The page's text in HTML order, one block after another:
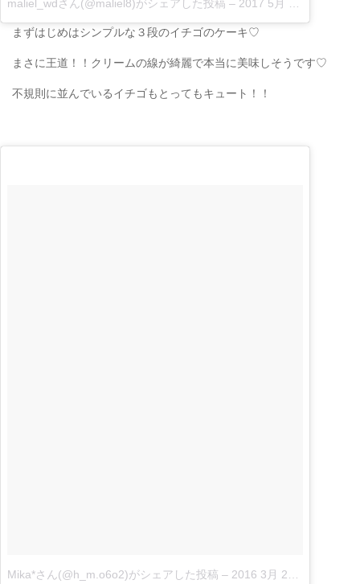
maliel_wdさん(@maliel8)がシェアした投稿 – 2017 5月 4 10:21午前 PDT|
まずはじめはシンプルな３段のイチゴのケーキ♡
まさに王道！！クリームの線が綺麗で本当に美味しそうです♡
不規則に並んでいるイチゴもとってもキュート！！
Mika*さん(@h_m.o6o2)がシェアした投稿 – 2016 3月 21 5:32午前 PDT|